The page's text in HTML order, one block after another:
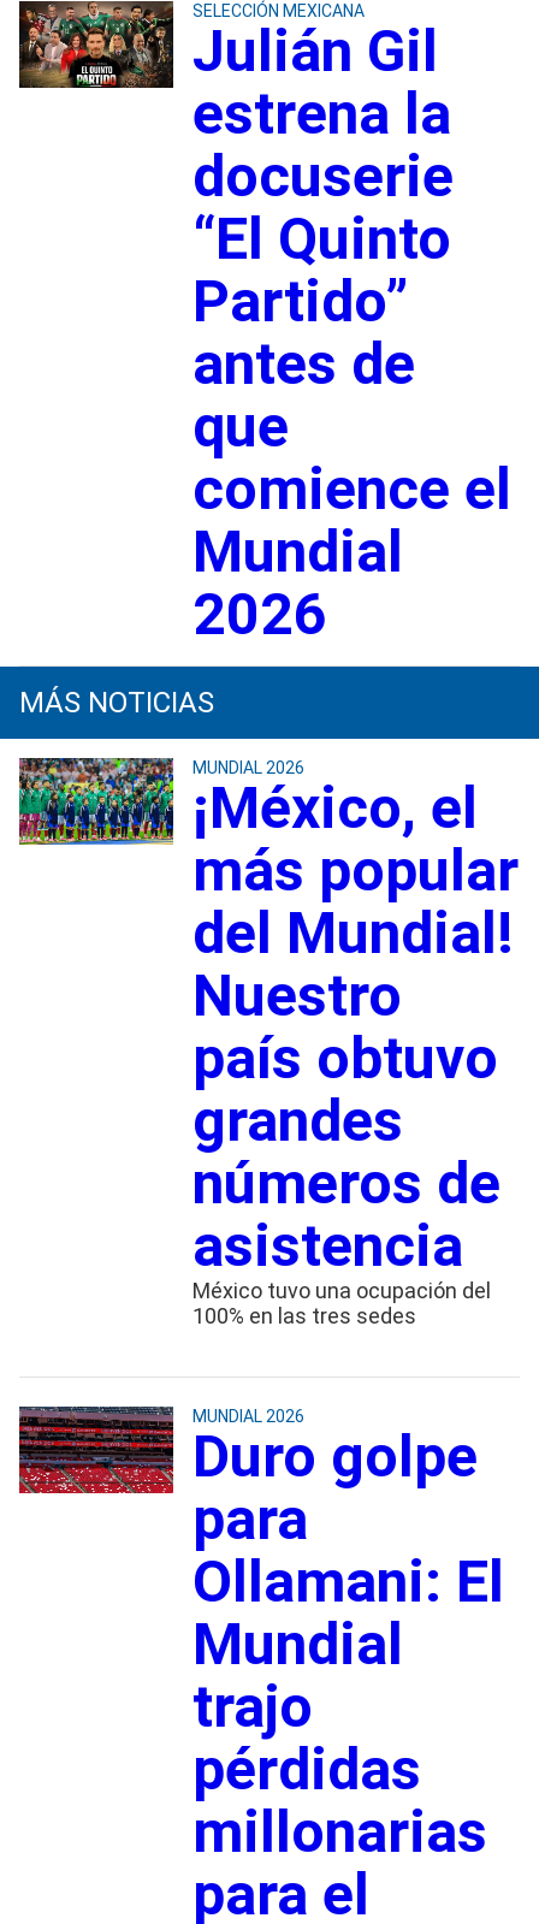
SELECCIÓN MEXICANA
Julián Gil
estrena la
docuserie
“El Quinto
Partido”
antes de
que
comience el
Mundial
2026
MÁS NOTICIAS
MUNDIAL 2026
¡México, el
más popular
del Mundial!
Nuestro
país obtuvo
grandes
números de
asistencia
México tuvo una ocupación del
100% en las tres sedes
MUNDIAL 2026
Duro golpe
para
Ollamani: El
Mundial
trajo
pérdidas
millonarias
para el